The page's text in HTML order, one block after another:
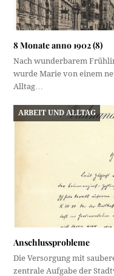
8 Monate anno 1902 (8)
Nach wunderbarem
wurde Marie von einem
Alltag…
ARBEIT UND ALLTAG
Anschlussprobleme
Die Versorgung mit
zentrale Aufgabe der